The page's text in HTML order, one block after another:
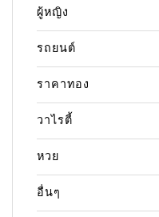
ผู้หญิง
รถยนต์
ราคาทอง
วาไรตี้
หวย
อื่นๆ